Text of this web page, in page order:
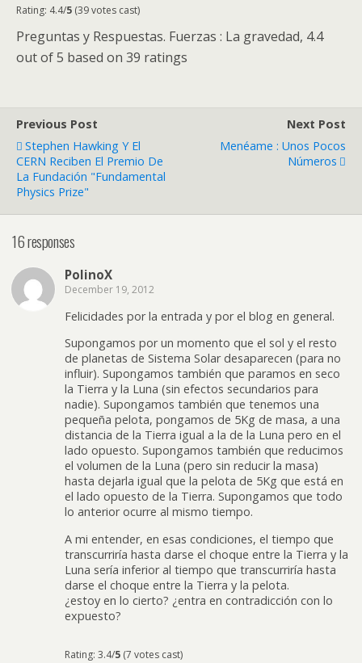
Rating: 4.4/5 (39 votes cast)
Preguntas y Respuestas. Fuerzas : La gravedad, 4.4
out of5 based on 39 ratings
Previous Post
Stephen Hawking Y El
CERN Reciben El Premio De
La Fundación "Fundamental
Physics Prize"
Next Post
Menéame : Unos Pocos
Números
16 responses
PolinoX
December 19, 2012
Felicidades por la entrada y por el blog en general.
Supongamos por un momento que el sol y el resto
de planetas de Sistema Solar desaparecen (para no
influir). Supongamos también que paramos en seco
la Tierra y la Luna (sin efectos secundarios para
nadie). Supongamos también que tenemos una
pequeña pelota, pongamos de 5Kg de masa, a una
distancia de la Tierra igual a la de la Luna pero en el
lado opuesto. Supongamos también que reducimos
el volumen de la Luna (pero sin reducir la masa)
hasta dejarla igual que la pelota de 5Kg que está en
el lado opuesto de la Tierra. Supongamos que todo
lo anterior ocurre al mismo tiempo.
A mi entender, en esas condiciones, el tiempo que
transcurriría hasta darse el choque entre la Tierra y la
Luna sería inferior al tiempo que transcurriría hasta
darse el choque entre la Tierra y la pelota.
¿estoy en lo cierto? ¿entra en contradicción con lo
expuesto?
Rating: 3.4/5 (7 votes cast)